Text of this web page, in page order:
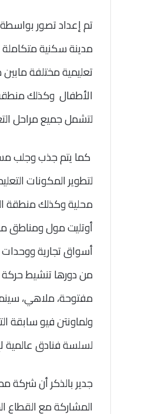
تعليمية مختلفة
الأطفال وكذلك
لتشمل جميع مراحل
كما يتم جذب وجلب
لتطوير المكونات
محلية وكذلك منطقة
أوتليت مول ومناطق
أسواق تجارية ووحدات
من دورها تنشيط حركة
مفتوحة، ملاهي،
ولماونتن فيو سابقة
لسلسة فنادق عالمية
جدير بالذكر أن شركة
المشاركة مع القطاع